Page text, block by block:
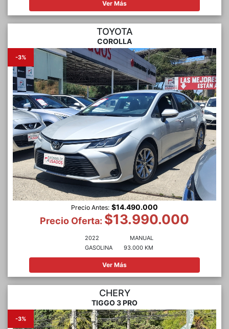
Ver Más
TOYOTA
COROLLA
-3%
Precio Antes: $14.490.000
Precio Oferta: $13.990.000
2022
GASOLINA
MANUAL
93.000 KM
Ver Más
CHERY
TIGGO 3 PRO
-3%